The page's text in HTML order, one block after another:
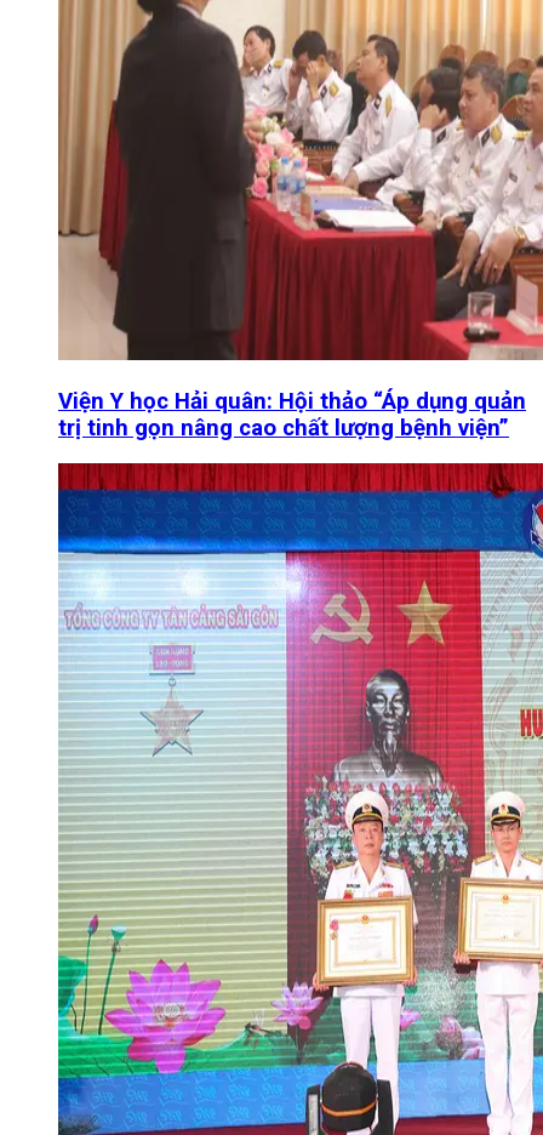
Viện Y học Hải quân: Hội thảo “Áp dụng quản
trị tinh gọn nâng cao chất lượng bệnh viện”